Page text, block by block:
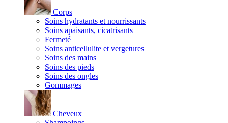
Corps
Soins hydratants et nourrissants
Soins apaisants, cicatrisants
Fermeté
Soins anticellulite et vergetures
Soins des mains
Soins des pieds
Soins des ongles
Gommages
Cheveux